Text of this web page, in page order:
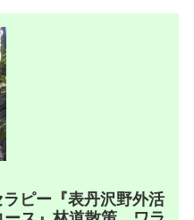
ピー『表丹沢野外活